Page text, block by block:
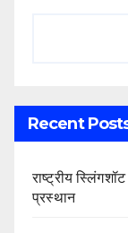
Recent
राष्ट्रीय
प्रस्थान